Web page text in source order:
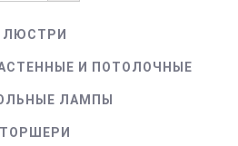
ЛЮСТРИ
И ПОТОЛОЧНЫЕ
ЛАМПЫ
ТОРШЕРИ